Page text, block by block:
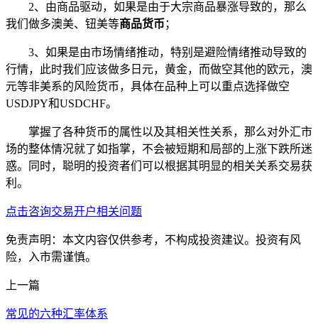
2、由商品驱动，如果是由于大宗商品暴涨导致的，那么
我们做多澳美、钮美等商品货币 ；
3、如果是由市场情绪推动，特别是避险情绪推动导致的
行情，此时我们应该做多日元，黄金，而做空其他的欧元，澳
元等非美系的风险货币，具体在品种上可以重点选择做空
USDJPY和USDCHF。
掌握了各种货币的属性以及其相关性关系，那么对外汇市
场的整体情况就了如指掌，不会被短期和局部的上涨下跌所迷
惑。同时，聪明的投资者们可以根据其明显的相关关系交易获
利。
点击咨询交易开户相关问题
免责声明：本文内容仅供参考，不构成投资建议。投资有风
险，入市需谨慎。
上一篇
常见的六种汇率体系